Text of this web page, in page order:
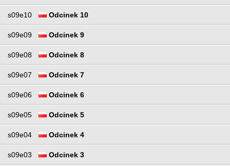
s09e10 Odcinek 10
s09e09 Odcinek 9
s09e08 Odcinek 8
s09e07 Odcinek 7
s09e06 Odcinek 6
s09e05 Odcinek 5
s09e04 Odcinek 4
s09e03 Odcinek 3